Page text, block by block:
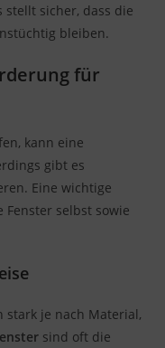
sicher, dass die
bleiben.
für
kann eine
gibt es
Eine wichtige
selbst sowie
stark je nach Material,
sind oft die